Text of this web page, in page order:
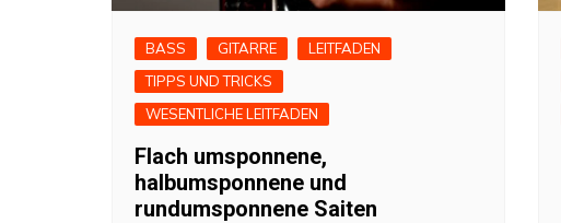
BASS GITARRE
LEITFADEN
TIPPS UND TRICKS
WESENTLICHE LEITFADEN
Flach umsponnene,
halbumsponnene und
rundumsponnene Saiten